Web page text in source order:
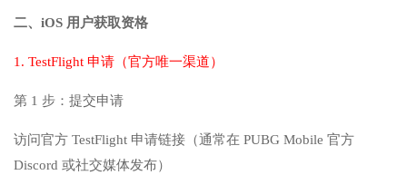
二、iOS 用户获取资格
1. TestFlight 申请（官方唯一渠道）
第 1 步：提交申请
访问官方 TestFlight 申请链接（通常在 PUBG Mobile 官方
Discord 或社交媒体发布）